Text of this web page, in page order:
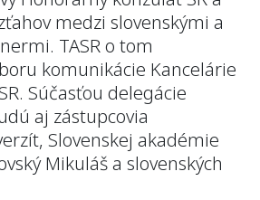
medzi slovenskými a
TASR o tom
komunikácie Kancelárie
Súčasťou delegácie
aj zástupcovia
Slovenskej akadémie
Mikuláš a slovenských